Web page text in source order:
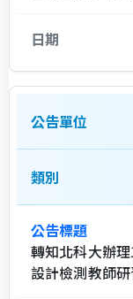
轉知北科大辦
設計檢測教師